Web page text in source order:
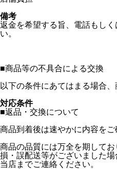
備考
返金を希望する旨、電話もし
い。
■商品等の不具合による交換
以下の条件にあてはまる場合、
対応条件
■返品・交換について
商品到着後は速やかに内容をご
商品の品質には万全を期して
損・誤配送等がございました
当店までご連絡ください。